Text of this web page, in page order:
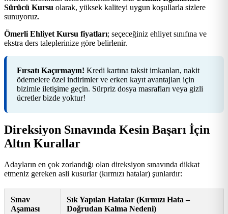
Sürücü Kursu olarak, yüksek kaliteyi uygun koşullarla sizlere
sunuyoruz.
Ömerli Ehliyet Kursu fiyatları; seçeceğiniz ehliyet sınıfına ve
ekstra ders taleplerinize göre belirlenir.
Fırsatı Kaçırmayın! Kredi kartına taksit imkanları, nakit
ödemelere özel indirimler ve erken kayıt avantajları için
bizimle iletişime geçin. Sürpriz dosya masrafları veya gizli
ücretler bizde yoktur!
Direksiyon Sınavında Kesin Başarı İçin
Altın Kurallar
Adayların en çok zorlandığı olan direksiyon sınavında dikkat
etmeniz gereken asli kusurlar (kırmızı hatalar) şunlardır:
Sınav
Aşaması
Sık Yapılan Hatalar (Kırmızı Hata –
Doğrudan Kalma Nedeni)